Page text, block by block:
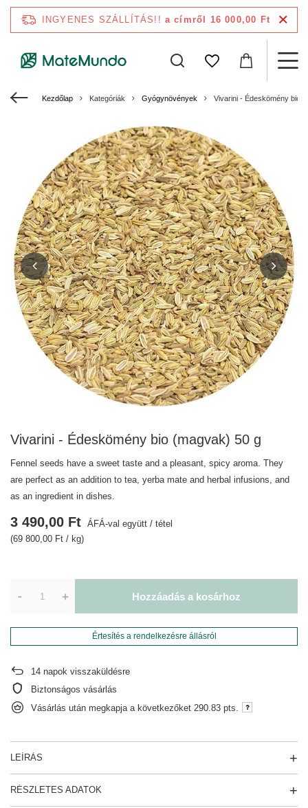
INGYENES SZÁLLÍTÁS!! a címről 16 000,00 Ft
Kezdőlap Kategóriák Gyógynövények Vivarini - Édeskömény bio
Vivarini - Édeskömény bio (magvak) 50 g
Fennel seeds have a sweet taste and a pleasant, spicy aroma. They
are perfect as an addition to tea, yerba mate and herbal infusions, and
as an ingredient in dishes.
3 490,00 Ft ÁFÁ-val együtt / tétel
(69 800,00 Ft / kg)
- + Hozzáadás a kosárhoz
Értesítés a rendelkezésre állásról
14 napok visszaküldésre
Biztonságos vásárlás
Vásárlás után megkapja a következőket 290.83 pts.
LEÍRÁS
RÉSZLETES ADATOK